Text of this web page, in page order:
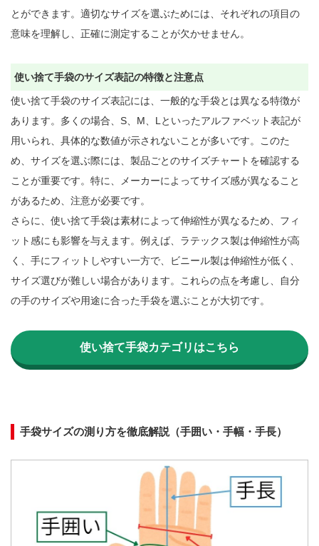
とができます。適切なサイズを選ぶためには、それぞれの項目の
意味を理解し、正確に測定することが欠かせません。
使い捨て手袋のサイズ表記の特徴と注意点
使い捨て手袋のサイズ表記には、一般的な手袋とは異なる特徴が
あります。多くの場合、S、M、Lといったアルファベット表記が
用いられ、具体的な数値が示されないことが多いです。このた
め、サイズを選ぶ際には、製品ごとのサイズチャートを確認する
ことが重要です。特に、メーカーによってサイズ感が異なること
があるため、注意が必要です。
さらに、使い捨て手袋は素材によって伸縮性が異なるため、フィ
ット感にも影響を与えます。例えば、ラテックス製は伸縮性が高
く、手にフィットしやすい一方で、ビニール製は伸縮性が低く、
サイズ選びが難しい場合があります。これらの点を考慮し、自分
の手のサイズや用途に合った手袋を選ぶことが大切です。
使い捨て手袋カテゴリはこちら
手袋サイズの測り方を徹底解説（手囲い・手幅・手長）